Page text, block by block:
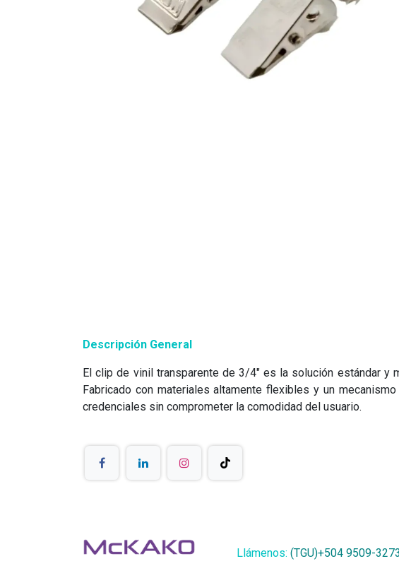
Descripción General
El clip de vinil transparente de 3/4" es la solución estándar y
Fabricado con materiales altamente flexibles y un
credenciales sin comprometer la comodidad del usuario.
Llámenos: (TGU)+504 9509-3273